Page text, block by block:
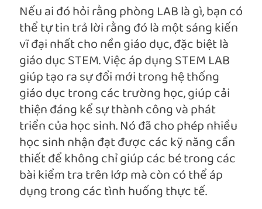
Nếu ai đó hỏi rằng phòng LAB là gì, bạn có
thể tự tin trả lời rằng đó là một sáng kiến
vĩ đại nhất cho nền giáo dục, đặc biệt là
giáo dục STEM. Việc áp dụng STEM LAB
giúp tạo ra sự đổi mới trong hệ thống
giáo dục trong các trường học, giúp cải
thiện đáng kể sự thành công và phát
triển của học sinh. Nó đã cho phép nhiều
học sinh nhận đạt được các kỹ năng cần
thiết để không chỉ giúp các bé trong các
bài kiểm tra trên lớp mà còn có thể áp
dụng trong các tình huống thực tế.